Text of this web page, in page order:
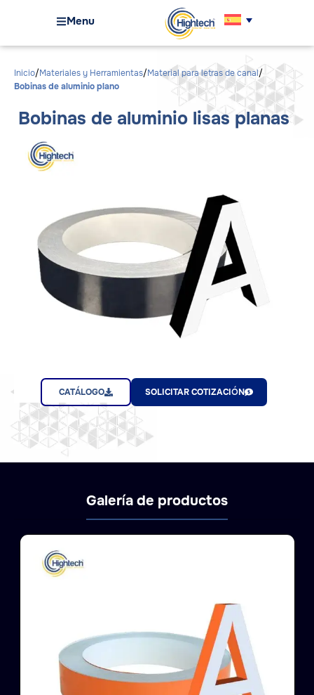
Menu
Inicio Materiales y Herramientas Material para letras de canal
Bobinas de aluminio plano
Bobinas de aluminio lisas planas
CATÁLOGO SOLICITAR COTIZACIÓN
Galería de productos